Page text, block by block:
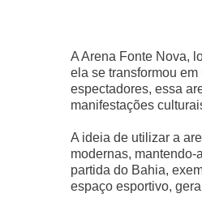
A Arena Fonte Nova,
ela se transformou
espectadores, essa
manifestações
A ideia de utilizar a
modernas, mantendo-
partida do Bahia,
espaço esportivo,